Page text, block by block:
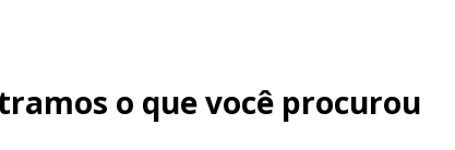
o que você procurou